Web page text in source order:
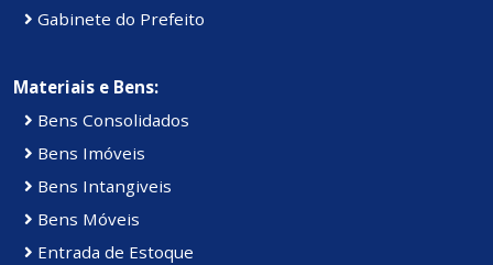
Gabinete do Prefeito
Materiais e Bens:
Bens Consolidados
Bens Imóveis
Bens Intangiveis
Bens Móveis
Entrada de Estoque